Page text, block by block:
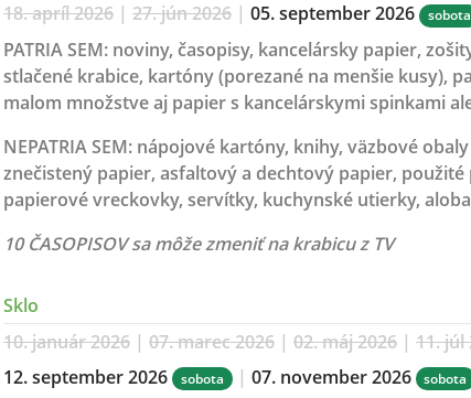
18. apríl 2026 | 27. jún 2026 | 05. september 2026 sobota
PATRIA SEM: noviny, časopisy, kancelársky papier,
stlačené krabice, kartóny (porezané na menšie kusy),
malom množstve aj papier s kancelárskymi spinkami
NEPATRIA SEM: nápojové kartóny, knihy, väzbové
znečistený papier, asfaltový a dechtový papier,
papierové vreckovky, servítky, kuchynské utierky,
10 ČASOPISOV sa môže zmeniť na krabicu z TV
Sklo
10. január 2026 | 07. marec 2026 | 02. máj 2026 | 11. júl
12. september 2026
sobota | 07. november 2026 sobota